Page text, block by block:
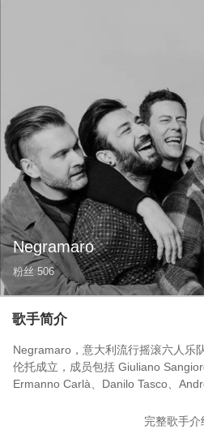
Negramaro
粉丝 506
歌手简介
Negramaro，意大利流行摇滚六人乐
伦托成立，成员包括 Giuliano
Ermanno Carlà、Danilo Tasco、
以致敬故乡文化。2003 年，乐队以
完整歌手介